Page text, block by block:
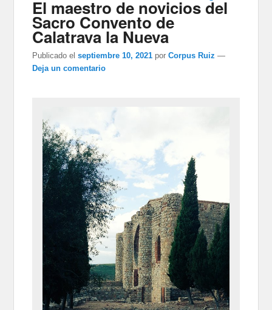
entradas
El maestro de novicios del
Sacro Convento de
Calatrava la Nueva
Publicado el septiembre 10, 2021 porCorpus Ruiz —
Deja un comentario